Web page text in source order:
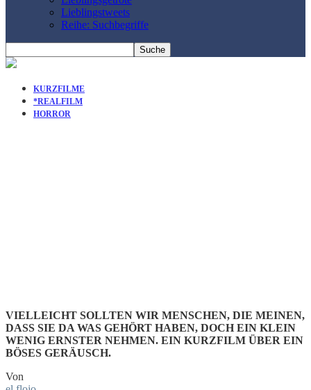
Lieblingstweets
Reihe: Suchbegriffe
KURZFILME
*REALFILM
HORROR
VIELLEICHT SOLLTEN WIR MENSCHEN, DIE MEINEN,
DASS SIE DA WAS GEHÖRT HABEN, DOCH EIN KLEIN
WENIG ERNSTER NEHMEN. EIN KURZFILM ÜBER EIN
BÖSES GERÄUSCH.
Von